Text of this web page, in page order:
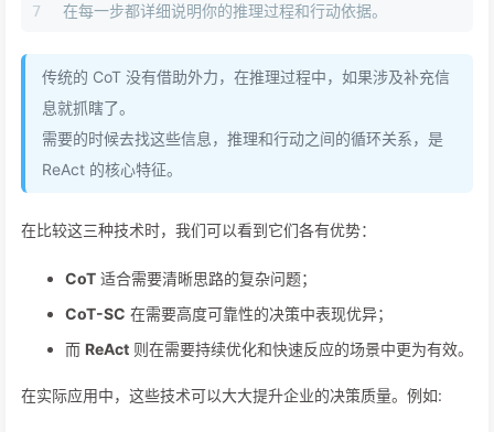
7
在每一步都详细说明你的推理过程和行动依据。
传统的 CoT 没有借助外力，在推理过程中，如果涉及补充信
息就抓瞎了。
需要的时候去找这些信息，推理和行动之间的循环关系，是
ReAct 的核心特征。
在比较这三种技术时，我们可以看到它们各有优势：
CoT 适合需要清晰思路的复杂问题；
CoT-SC 在需要高度可靠性的决策中表现优异；
而 ReAct 则在需要持续优化和快速反应的场景中更为有效。
在实际应用中，这些技术可以大大提升企业的决策质量。例如: